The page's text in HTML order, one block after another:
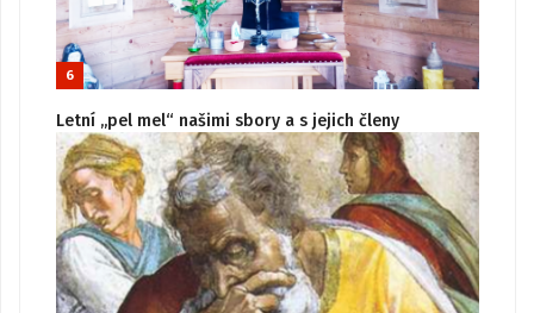
6
Letní „pel mel“ našimi sbory a s jejich členy